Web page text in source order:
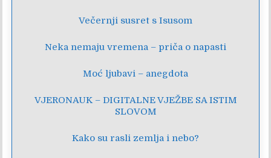
Večernji susret s Isusom
Neka nemaju vremena – priča o napasti
Moć ljubavi – anegdota
VJERONAUK – DIGITALNE VJEŽBE SA ISTIM
SLOVOM
Kako su rasli zemlja i nebo?